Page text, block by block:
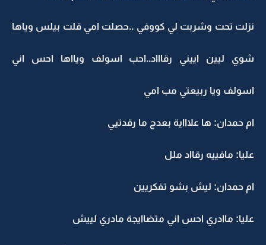
نزلت تحت وشربت لي كووفي ..حصلت امي قلت بيلس وياها
شوي ليين اييني رقاااد..احب اسولف ويااها احس اني
اسولف ويا ربيعتي مب امي
ام حمدان: ها علاااية بعدج ما رقدتيي
عليا: مافييه رقااد ملل
ام حمدان: ليش بشو تفكريين
عليا: ماادري احس اني متضاايجة مادري لييش